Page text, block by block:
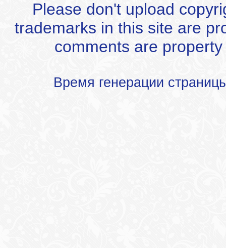
Please don't upload
trademarks in this site are
comments are
Время генерации